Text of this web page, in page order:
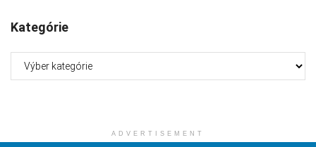
Kategórie
ADVERTISEMENT